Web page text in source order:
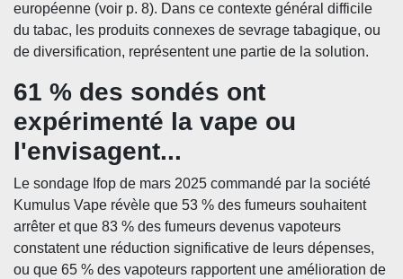
européenne (voir p. 8). Dans ce contexte général difficile
du tabac, les produits connexes de sevrage tabagique, ou
de diversification, représentent une partie de la solution.
61 % des sondés ont
expérimenté la vape ou
l'envisagent...
Le sondage Ifop de mars 2025 commandé par la société
Kumulus Vape révèle que 53 % des fumeurs souhaitent
arrêter et que 83 % des fumeurs devenus vapoteurs
constatent une réduction significative de leurs dépenses,
ou que 65 % des vapoteurs rapportent une amélioration de